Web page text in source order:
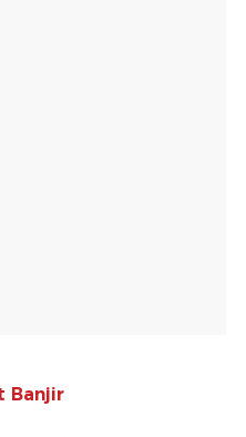
Banjir